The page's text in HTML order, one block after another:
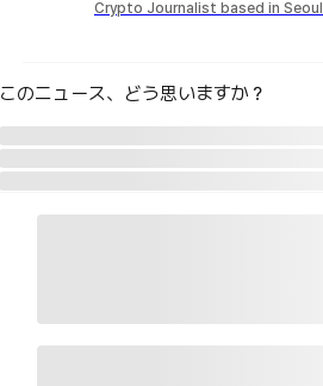
Crypto Journalist based in Seoul
このニュース、どう思いますか？